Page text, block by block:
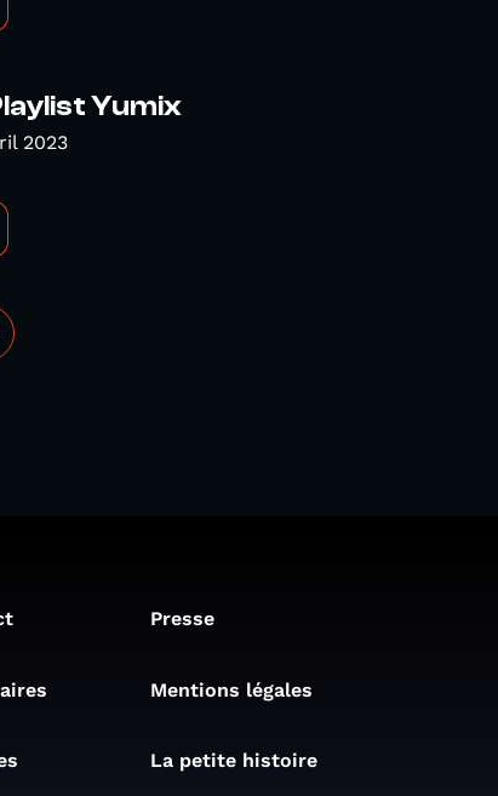
Yumix
2023
Presse
Mentions légales
La petite histoire